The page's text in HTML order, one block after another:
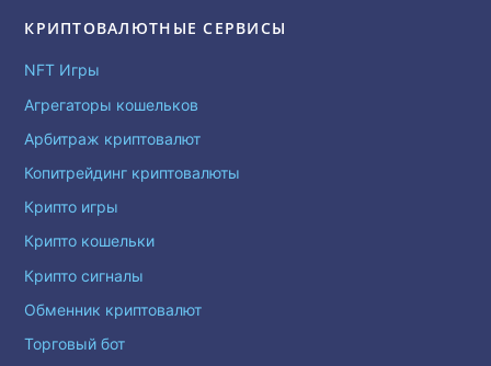
КРИПТОВАЛЮТНЫЕ СЕРВИСЫ
NFT Игры
Агрегаторы кошельков
Арбитраж криптовалют
Копитрейдинг криптовалюты
Крипто игры
Крипто кошельки
Крипто сигналы
Обменник криптовалют
Торговый бот